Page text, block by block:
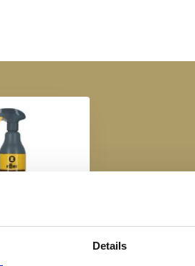
Details
buitenrit
voor dagelijks